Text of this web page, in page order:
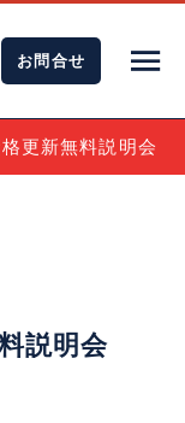
お問 合せ
格更新無料説明会
説明会